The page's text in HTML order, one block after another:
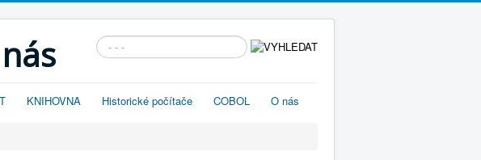
Vyhledávání...
KNIHOVNA Historické počítače COBOL O nás